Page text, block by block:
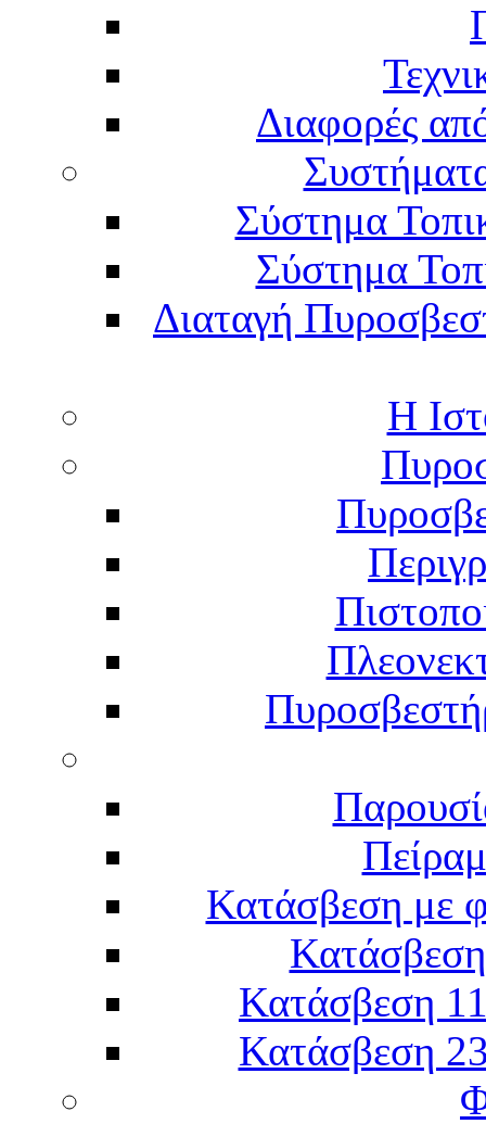
Διαφορές
Σύστημα
Σύστημα
Διαταγή
Η
Κατάσβεση με
Κατάσβεση
Κατάσβεση